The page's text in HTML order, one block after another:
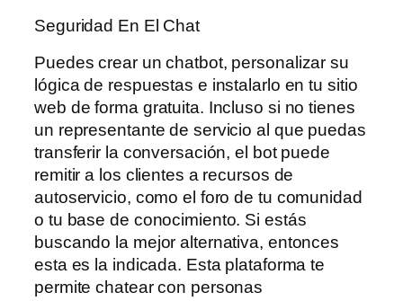
Seguridad En El Chat
Puedes crear un chatbot, personalizar su
lógica de respuestas e instalarlo en tu sitio
web de forma gratuita. Incluso si no tienes
un representante de servicio al que puedas
transferir la conversación, el bot puede
remitir a los clientes a recursos de
autoservicio, como el foro de tu comunidad
o tu base de conocimiento. Si estás
buscando la mejor alternativa, entonces
esta es la indicada. Esta plataforma te
permite chatear con personas